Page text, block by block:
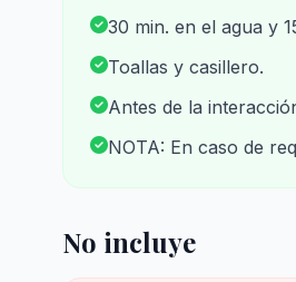
30 min. en el agua y
Toallas y casillero.
Antes de la
NOTA: En caso de
No incluye